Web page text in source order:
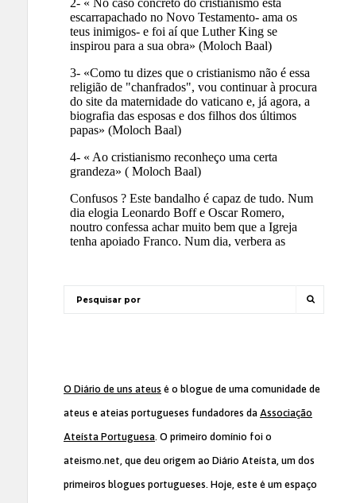
O Diário de uns ateus é o blogue de uma comunidade de
ateus e ateias portugueses fundadores da Associação
Ateísta Portuguesa. O primeiro domínio foi o
ateismo.net, que deu origem ao Diário Ateísta, um dos
primeiros blogues portugueses. Hoje, este é um espaço